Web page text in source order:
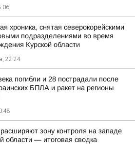
хроника, снятая северокорейскими
подразделениями во время
Курской области
22:24
погибли и 28 пострадали после
БПЛА и ракет на регионы
зону контроля на западе
области — итоговая сводка